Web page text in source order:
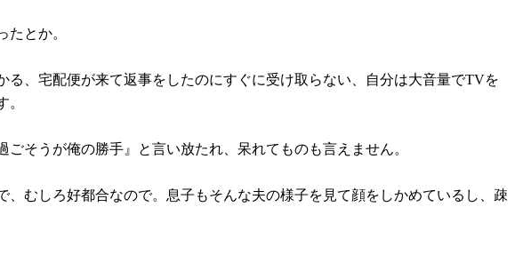
とか。
、宅配便が来て返事をしたのにすぐに受け取らない、自分は大音量でTVを
そうが俺の勝手』と言い放たれ、呆れてものも言えません。
むしろ好都合なので。息子もそんな夫の様子を見て顔をしかめているし、疎